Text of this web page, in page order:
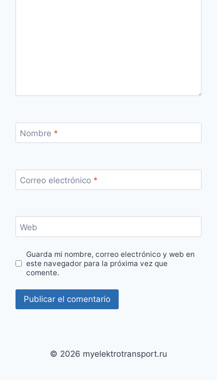
Nombre *
Correo electrónico *
Web
Guarda mi nombre, correo electrónico y web en
este navegador para la próxima vez que
comente.
© 2026 myelektrotransport.ru